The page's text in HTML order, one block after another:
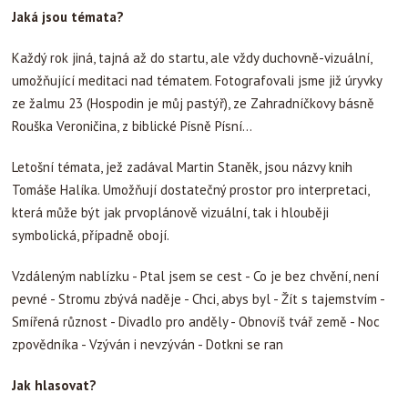
Jaká jsou témata?
Každý rok jiná, tajná až do startu, ale vždy duchovně-vizuální,
umožňující meditaci nad tématem. Fotografovali jsme již úryvky
ze žalmu 23 (Hospodin je můj pastýř), ze Zahradníčkovy básně
Rouška Veroničina, z biblické Písně Písní...
Letošní témata, jež zadával Martin Staněk, jsou názvy knih
Tomáše Halíka. Umožňují dostatečný prostor pro interpretaci,
která může být jak prvoplánově vizuální, tak i hlouběji
symbolická, případně obojí.
Vzdáleným nablízku - Ptal jsem se cest - Co je bez chvění, není
pevné - Stromu zbývá naděje - Chci, abys byl - Žít s tajemstvím -
Smířená různost - Divadlo pro anděly - Obnovíš tvář země - Noc
zpovědníka - Vzýván i nevzýván - Dotkni se ran
Jak hlasovat?